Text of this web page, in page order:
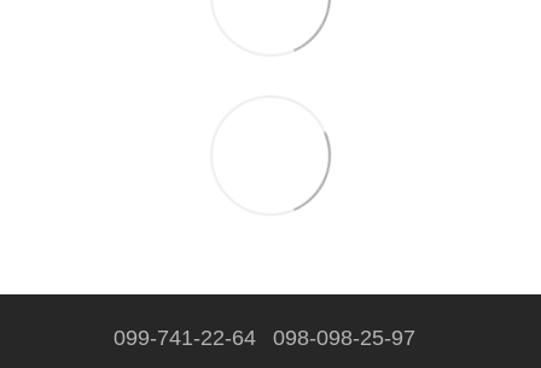
099-741-22-64 098-098-25-97